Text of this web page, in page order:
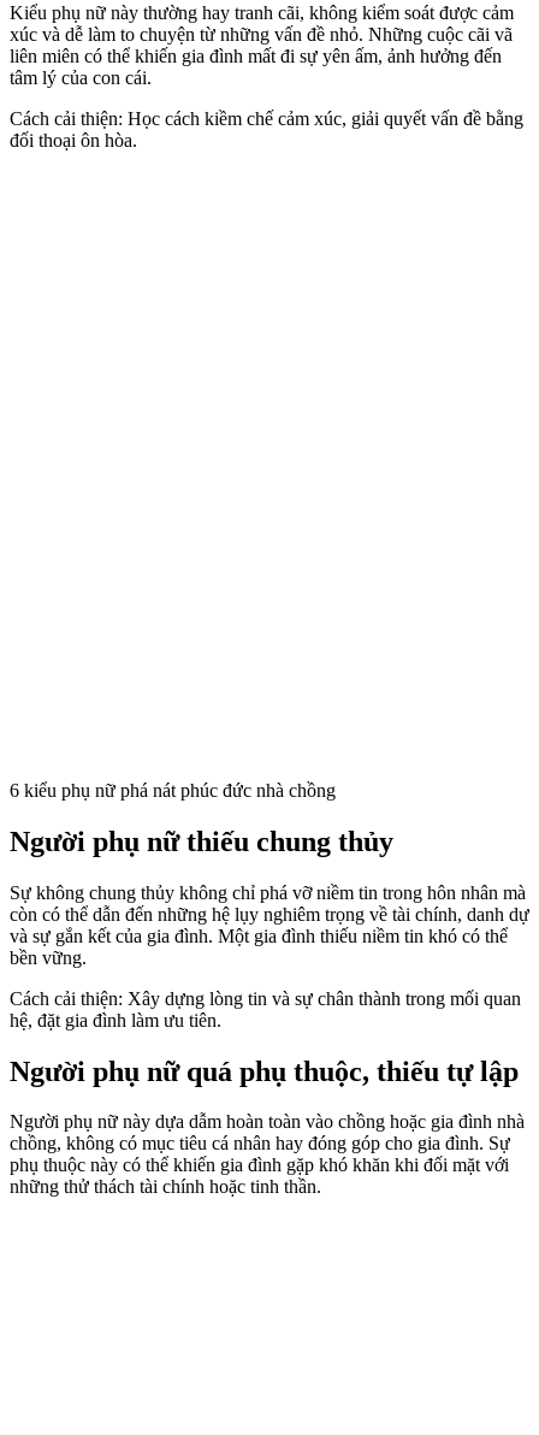
Kiểu phụ nữ này thường hay tranh cãi, không kiểm soát được cảm
xúc và dễ làm to chuyện từ những vấn đề nhỏ. Những cuộc cãi vã
liên miên có thể khiến gia đình mất đi sự yên ấm, ảnh hưởng đến
tâm lý của con cái.
Cách cải thiện: Học cách kiềm chế cảm xúc, giải quyết vấn đề bằng
đối thoại ôn hòa.
6 kiểu phụ nữ phá nát phúc đức nhà chồng
Người phụ nữ thiếu chung thủy
Sự không chung thủy không chỉ phá vỡ niềm tin trong hôn nhân mà
còn có thể dẫn đến những hệ lụy nghiêm trọng về tài chính, danh dự
và sự gắn kết của gia đình. Một gia đình thiếu niềm tin khó có thể
bền vững.
Cách cải thiện: Xây dựng lòng tin và sự chân thành trong mối quan
hệ, đặt gia đình làm ưu tiên.
Người phụ nữ quá phụ thuộc, thiếu tự lập
Người phụ nữ này dựa dẫm hoàn toàn vào chồng hoặc gia đình nhà
chồng, không có mục tiêu cá nhân hay đóng góp cho gia đình. Sự
phụ thuộc này có thể khiến gia đình gặp khó khăn khi đối mặt với
những thử thách tài chính hoặc tinh thần.